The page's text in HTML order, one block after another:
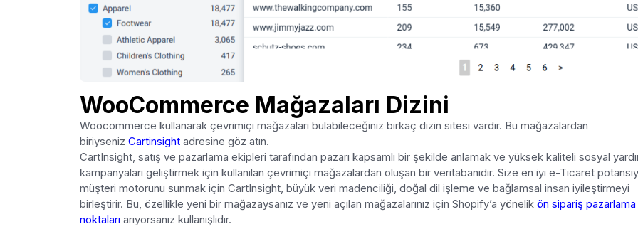
WooCommerce Mağazaları Dizini
Woocommerce kullanarak çevrimiçi mağazaları bulabileceğiniz birkaç dizin sitesi vardır. Bu mağazalardan
biriyseniz Cartinsightadresine göz atın.
CartInsight, satış ve pazarlama ekipleri tarafından pazarı kapsamlı bir şekilde anlamak ve yüksek kaliteli sosyal
kampanyaları geliştirmek için kullanılan çevrimiçi mağazalardan oluşan bir veritabanıdır. Size en iyi e-Ticaret
müşteri motorunu sunmak için CartInsight, büyük veri madenciliği, doğal dil işleme ve bağlamsal insan iyileştirmeyi
birleştirir. Bu, özellikle yeni bir mağazaysanız ve yeni açılan mağazalarınız için Shopify’a yönelik ön sipariş
noktaları arıyorsanız kullanışlıdır.